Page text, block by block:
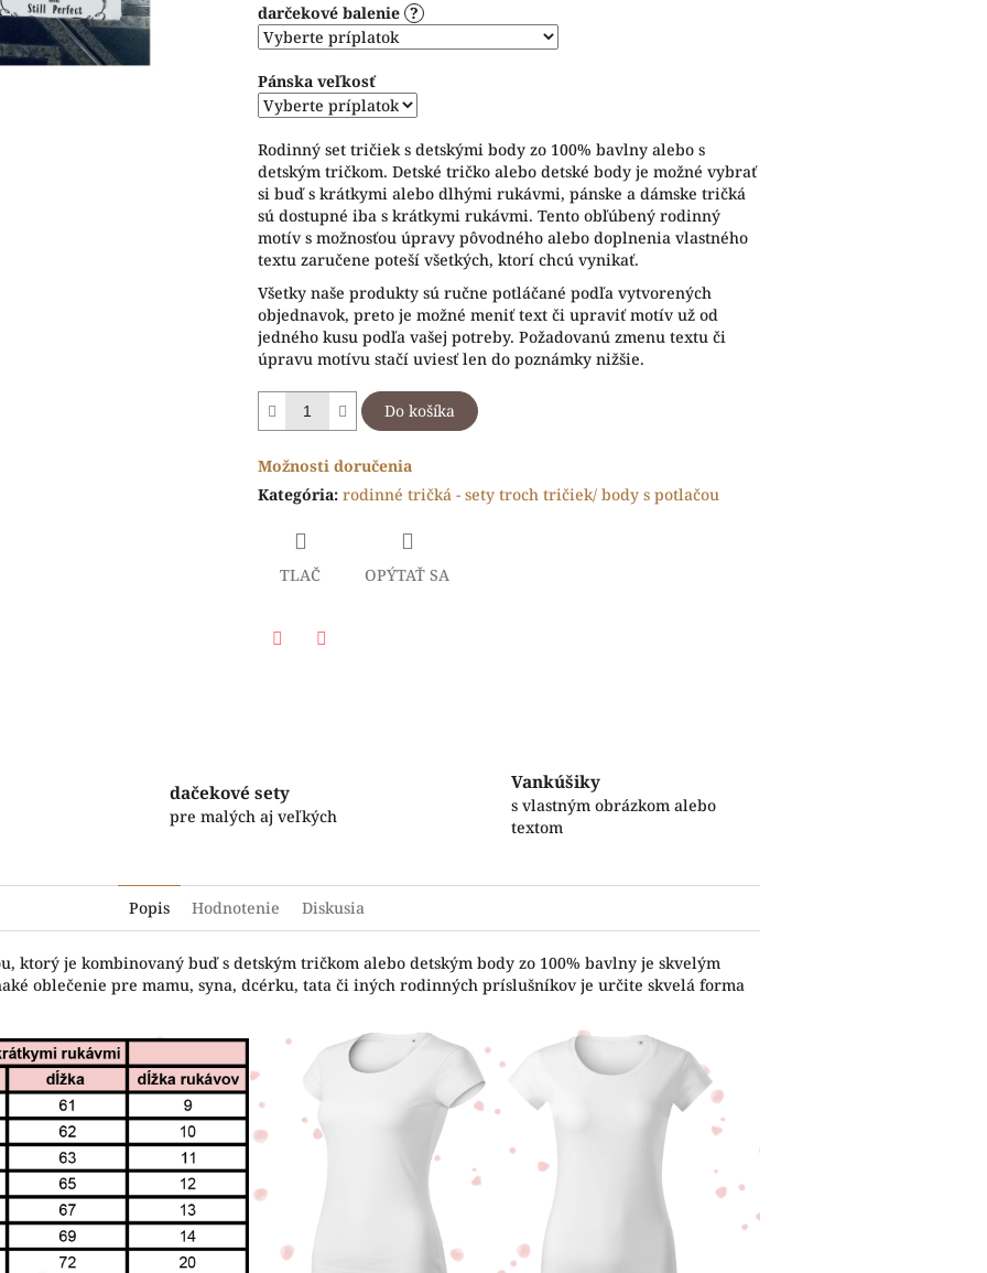
darčekové balenie ?
Pánska veľkosť
Rodinný set tričiek s detskými body zo 100% bavlny alebo s
detským tričkom. Detské tričko alebo detské body je možné vybrať
si buď s krátkymi alebo dlhými rukávmi, pánske a dámske tričká
sú dostupné iba s krátkymi rukávmi. Tento obľúbený rodinný
motív s možnosťou úpravy pôvodného alebo doplnenia vlastného
textu zaručene poteší všetkých, ktorí chcú vynikať.
Všetky naše produkty sú ručne potláčané podľa vytvorených
objednavok, preto je možné meniť text či upraviť motív už od
jedného kusu podľa vašej potreby. Požadovanú zmenu textu či
úpravu motívu stačí uviesť len do poznámky nižšie.
Do košíka
Možnosti doručenia
Kategória: rodinné tričká - sety troch tričiek/ body s potlačou
TLAČ OPÝTAŤ SA
dačekové sety
pre malých aj veľkých
Vankúšiky
s vlastným obrázkom alebo
textom
Popis Hodnotenie Diskusia
ktorý je kombinovaný buď s detským tričkom alebo detským body zo 100% bavlny je skvelým
oblečenie pre mamu, syna, dcérku, tata či iných rodinných príslušníkov je určite skvelá forma